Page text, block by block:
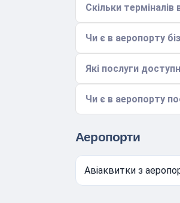
Скільки
Чи є в аеропорту
Які послуги
Чи є в аеропорту
Аеропорти
Авіаквитки з